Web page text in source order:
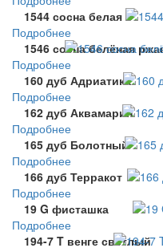
1544 сосна белая
Подробнее
1546 сосна белёная
Подробнее
160 дуб Адриатика
Подробнее
162 дуб Аквамарин
Подробнее
165 дуб Болотный
Подробнее
166 дуб Терракот
Подробнее
19 G фисташка
Подробнее
194-7 T венге светлый